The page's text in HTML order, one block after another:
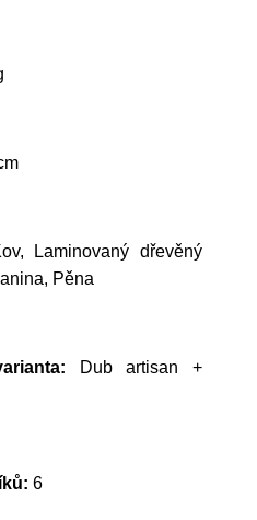
Laminovaný dřevěný
Pěna
Dub artisan +
6